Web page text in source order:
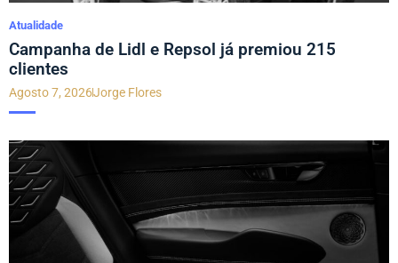
Atualidade
Campanha de Lidl e Repsol já premiou 215
clientes
Agosto 7, 2026Jorge Flores